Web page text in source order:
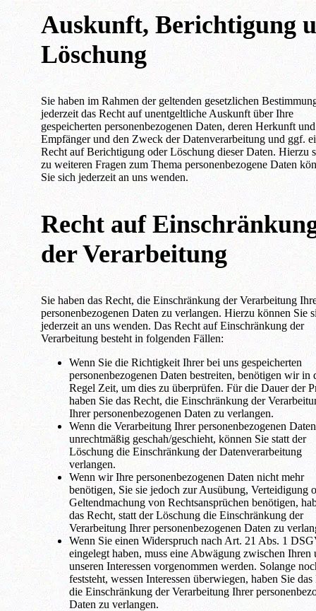
Auskunft, Berichtigung
Löschung
Sie haben im Rahmen der geltenden gesetzlichen
jederzeit das Recht auf unentgeltliche Auskunft über Ihre
gespeicherten personenbezogenen Daten, deren Herkunft und
Empfänger und den Zweck der Datenverarbeitung und ggf.
Recht auf Berichtigung oder Löschung dieser Daten. Hierzu
zu weiteren Fragen zum Thema personenbezogene Daten
Sie sich jederzeit an uns wenden.
Recht auf
der Verarbeitung
Sie haben das Recht, die Einschränkung der Verarbeitung
personenbezogenen Daten zu verlangen. Hierzu können Sie
jederzeit an uns wenden. Das Recht auf Einschränkung der
Verarbeitung besteht in folgenden Fällen:
Wenn Sie die Richtigkeit Ihrer bei uns gespeicherten
personenbezogenen Daten bestreiten, benötigen wir in
Regel Zeit, um dies zu überprüfen. Für die Dauer der
haben Sie das Recht, die Einschränkung der
Ihrer personenbezogenen Daten zu verlangen.
Wenn die Verarbeitung Ihrer personenbezogenen Daten
unrechtmäßig geschah/geschieht, können Sie statt der
Löschung die Einschränkung der Datenverarbeitung
verlangen.
Wenn wir Ihre personenbezogenen Daten nicht mehr
benötigen, Sie sie jedoch zur Ausübung, Verteidigung
Geltendmachung von Rechtsansprüchen benötigen,
das Recht, statt der Löschung die Einschränkung der
Verarbeitung Ihrer personenbezogenen Daten zu
Wenn Sie einen Widerspruch nach Art. 21 Abs. 1
eingelegt haben, muss eine Abwägung zwischen Ihren
unseren Interessen vorgenommen werden. Solange
feststeht, wessen Interessen überwiegen, haben Sie das
die Einschränkung der Verarbeitung Ihrer
Daten zu verlangen.